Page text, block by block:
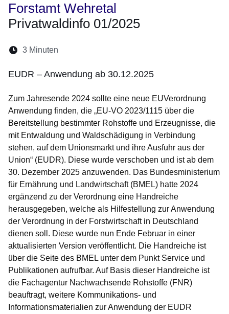
Forstamt Wehretal
Privatwaldinfo 01/2025
Lesedauer:
3 Minuten
EUDR – Anwendung ab 30.12.2025
Zum Jahresende 2024 sollte eine neue EUVerordnung
Anwendung finden, die „EU-VO 2023/1115 über die
Bereitstellung bestimmter Rohstoffe und Erzeugnisse, die
mit Entwaldung und Waldschädigung in Verbindung
stehen, auf dem Unionsmarkt und ihre Ausfuhr aus der
Union“ (EUDR). Diese wurde verschoben und ist ab dem
30. Dezember 2025 anzuwenden. Das Bundesministerium
für Ernährung und Landwirtschaft (BMEL) hatte 2024
ergänzend zu der Verordnung eine Handreiche
herausgegeben, welche als Hilfestellung zur Anwendung
der Verordnung in der Forstwirtschaft in Deutschland
dienen soll. Diese wurde nun Ende Februar in einer
aktualisierten Version veröffentlicht. Die Handreiche ist
über die Seite des BMEL unter dem Punkt Service und
Publikationen aufrufbar. Auf Basis dieser Handreiche ist
die Fachagentur Nachwachsende Rohstoffe (FNR)
beauftragt, weitere Kommunikations- und
Informationsmaterialien zur Anwendung der EUDR